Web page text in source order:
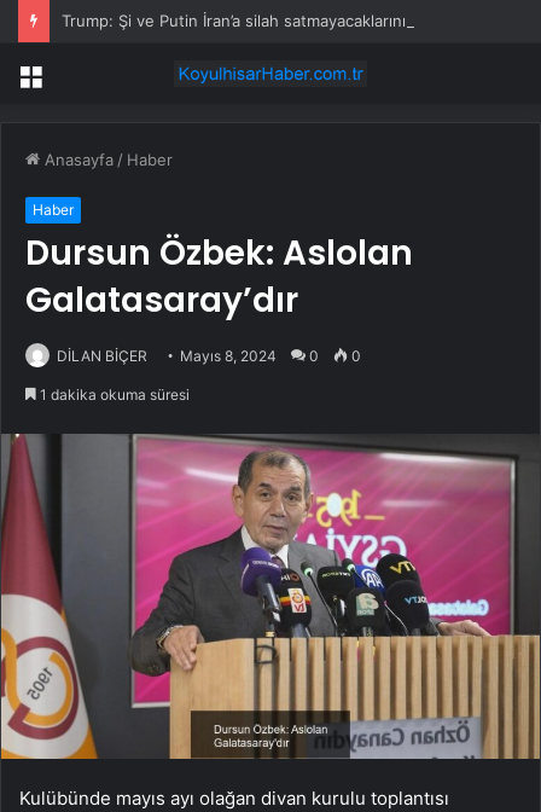
Trump: Şi ve Putin İran’a silah satmayacaklarını söyledi
Menü
Anasayfa / Haber
Haber
Dursun Özbek: Aslolan
Galatasaray’dır
DİLAN BİÇER Mayıs 8, 2024 0 0
1 dakika okuma süresi
Kulübünde mayıs ayı olağan divan kurulu toplantısı